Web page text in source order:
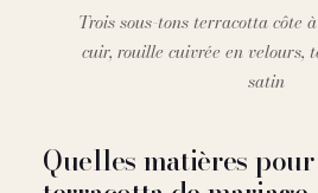
Trois sous-tons terracotta côte
cuir, rouille cuivrée en velours,
satin
Quelles matières